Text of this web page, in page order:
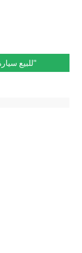
0 Response to "للبيع سيارة تويوتا كورولا 2017"